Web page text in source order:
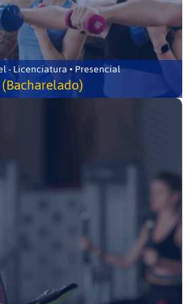
- Licenciatura • Presencial